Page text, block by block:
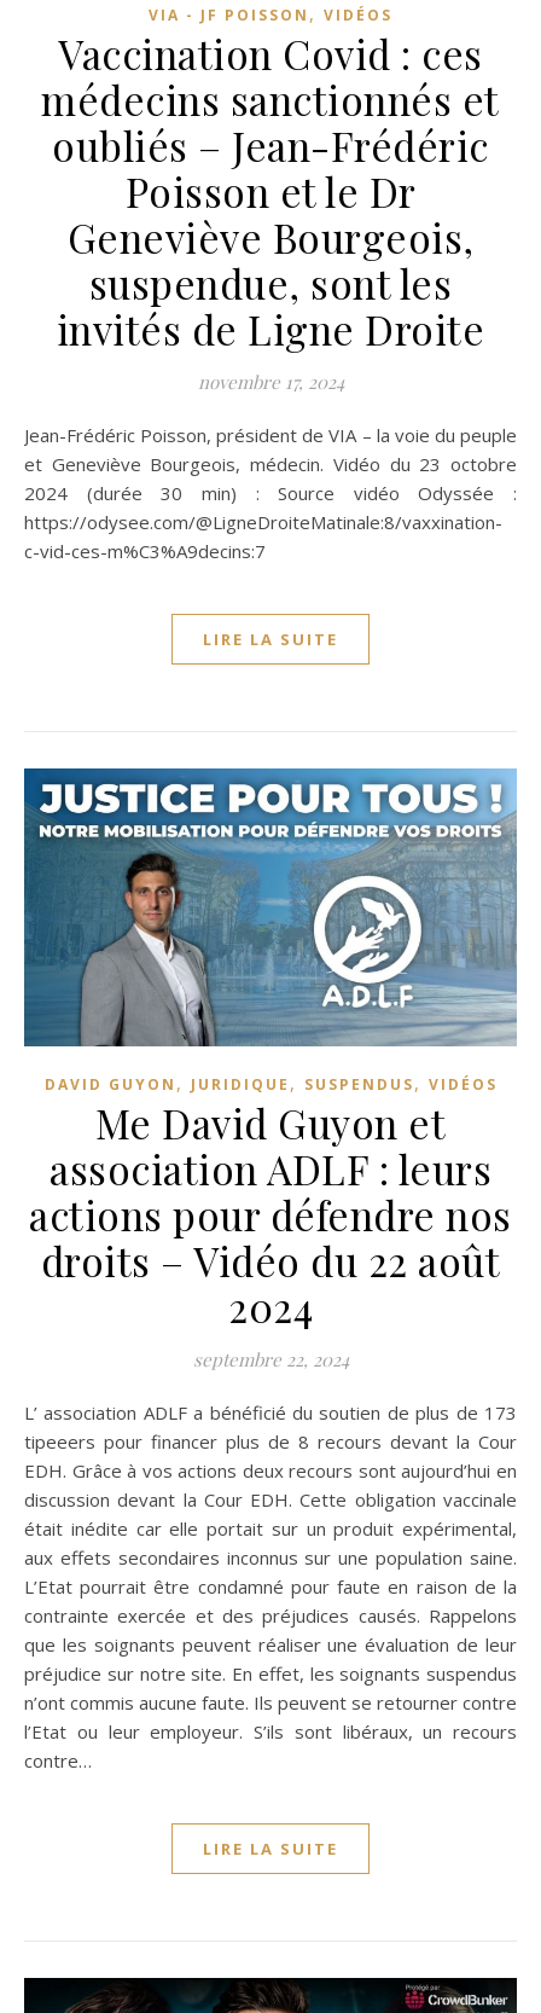
VIA - JF POISSON , VIDÉOS
Vaccination Covid : ces
médecins sanctionnés et
oubliés – Jean-Frédéric
Poisson et le Dr
Geneviève Bourgeois,
suspendue, sont les
invités de Ligne Droite
novembre 17, 2024
Jean-Frédéric Poisson, président de VIA – la voie du peuple
et Geneviève Bourgeois, médecin. Vidéo du 23 octobre
2024 (durée 30 min) : Source vidéo Odyssée :
https://odysee.com/@LigneDroiteMatinale:8/vaxxination-
c-vid-ces-m%C3%A9decins:7
LIRE LA SUITE
DAVID GUYON , JURIDIQUE , SUSPENDUS, VIDÉOS
Me David Guyon et
association ADLF : leurs
actions pour défendre nos
droits – Vidéo du 22 août
2024
septembre 22, 2024
L’ association ADLF a bénéficié du soutien de plus de 173
tipeeers pour financer plus de 8 recours devant la Cour
EDH. Grâce à vos actions deux recours sont aujourd’hui en
discussion devant la Cour EDH. Cette obligation vaccinale
était inédite car elle portait sur un produit expérimental,
aux effets secondaires inconnus sur une population saine.
L’Etat pourrait être condamné pour faute en raison de la
contrainte exercée et des préjudices causés. Rappelons
que les soignants peuvent réaliser une évaluation de leur
préjudice sur notre site. En effet, les soignants suspendus
n’ont commis aucune faute. Ils peuvent se retourner contre
l’Etat ou leur employeur. S’ils sont libéraux, un recours
contre…
LIRE LA SUITE